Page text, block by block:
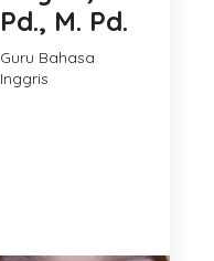
Pd., M. Pd.
Guru Bahasa
Inggris